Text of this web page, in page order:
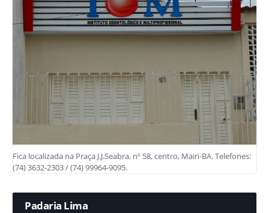
Fica localizada na Praça J.J.Seabra, nº 58, centro, Mairi-BA. Telefones:
(74) 3632-2303 / (74) 99964-9095.
Padaria Lima